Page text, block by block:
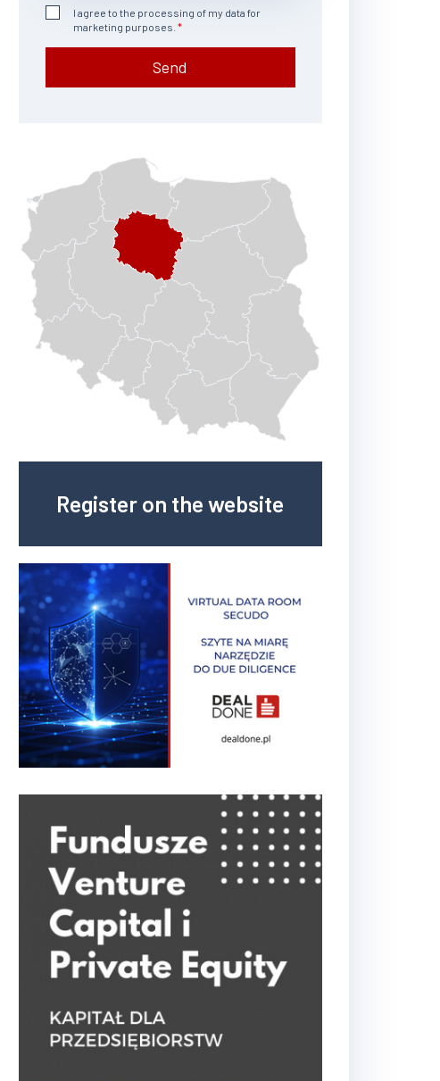
I agree to the processing of my data for
marketing purposes.
Send
Register on the website